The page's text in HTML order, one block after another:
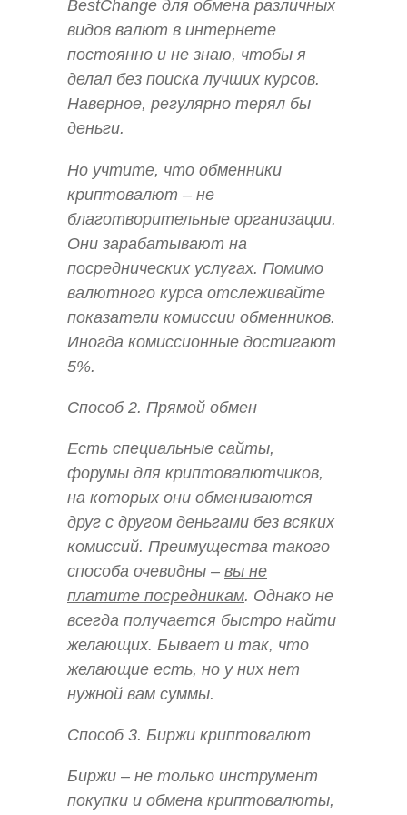
BestChange для обмена различных
видов валют в интернете
постоянно и не знаю, чтобы я
делал без поиска лучших курсов.
Наверное, регулярно терял бы
деньги.
Но учтите, что обменники
криптовалют – не
благотворительные организации.
Они зарабатывают на
посреднических услугах. Помимо
валютного курса отслеживайте
показатели комиссии обменников.
Иногда комиссионные достигают
5%.
Способ 2. Прямой обмен
Есть специальные сайты,
форумы для криптовалютчиков,
на которых они обмениваются
друг с другом деньгами без всяких
комиссий. Преимущества такого
способа очевидны – вы не
платите посредникам. Однако не
всегда получается быстро найти
желающих. Бывает и так, что
желающие есть, но у них нет
нужной вам суммы.
Способ 3. Биржи криптовалют
Биржи – не только инструмент
покупки и обмена криптовалюты,